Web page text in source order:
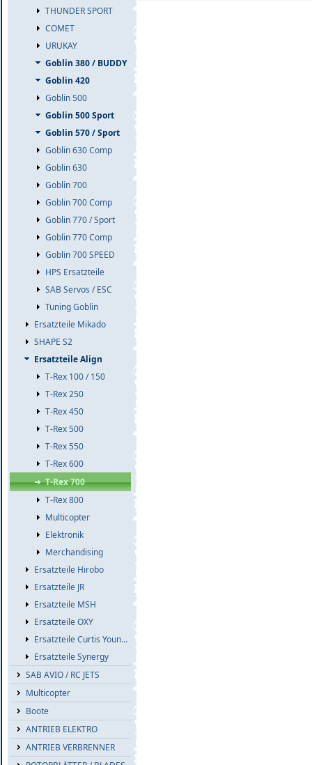
THUNDER SPORT
COMET
URUKAY
Goblin 380 / BUDDY
Goblin 420
Goblin 500
Goblin 500 Sport
Goblin 570 / Sport
Goblin 630 Comp
Goblin 630
Goblin 700
Goblin 700 Comp
Goblin 770 / Sport
Goblin 770 Comp
Goblin 700 SPEED
HPS Ersatzteile
SAB Servos / ESC
Tuning Goblin
Ersatzteile Mikado
SHAPE S2
Ersatzteile Align
T-Rex 100 / 150
T-Rex 250
T-Rex 450
T-Rex 500
T-Rex 550
T-Rex 600
T-Rex 700
T-Rex 800
Multicopter
Elektronik
Merchandising
Ersatzteile Hirobo
Ersatzteile JR
Ersatzteile MSH
Ersatzteile OXY
Ersatzteile Curtis Youngblood
Ersatzteile Synergy
SAB AVIO / RC JETS
Multicopter
Boote
ANTRIEB ELEKTRO
ANTRIEB VERBRENNER